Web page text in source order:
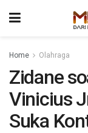
Home Olahraga
Zidane
Vinicius
Suka